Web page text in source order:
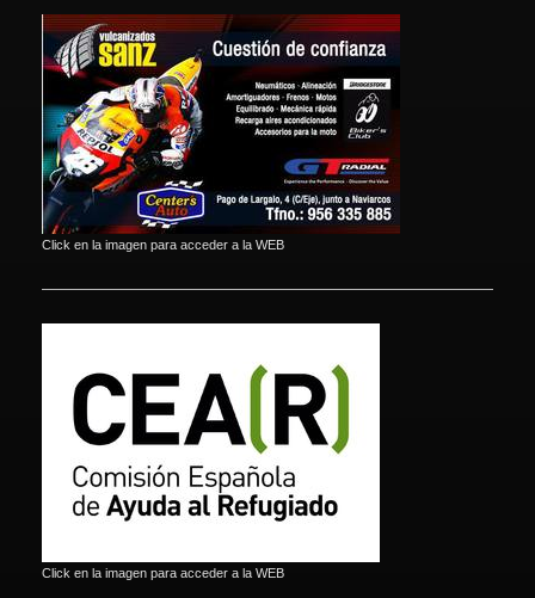
Click en la imagen para acceder a la WEB
Click en la imagen para acceder a la WEB